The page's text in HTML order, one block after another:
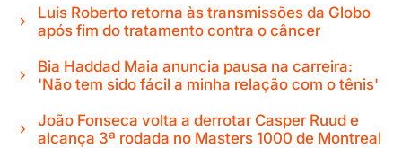
Luis Roberto retorna às transmissões da Globo
após fim do tratamento contra o câncer
Bia Haddad Maia anuncia pausa na carreira:
'Não tem sido fácil a minha relação com o tênis'
João Fonseca volta a derrotar Casper Ruud e
alcança 3ª rodada no Masters 1000 de Montreal